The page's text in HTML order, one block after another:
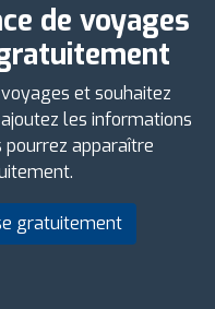
de voyages
et souhaitez
les informations
apparaître
gratuitement